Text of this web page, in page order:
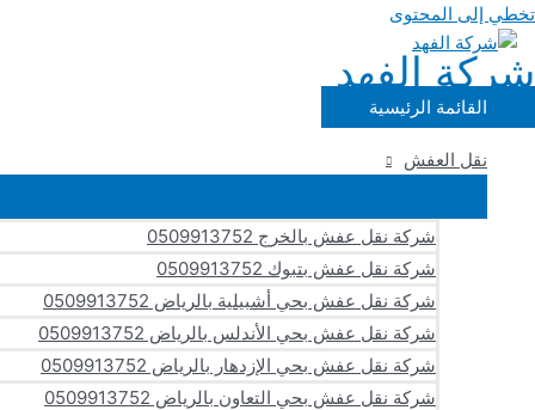
تخطي إلى المحتوى
شركة الفهد
القائمة الرئيسية
نقل العفش
شركة نقل عفش بالخرج 0509913752
شركة نقل عفش بتبوك 0509913752
شركة نقل عفش بحي أشبيلية بالرياض 0509913752
شركة نقل عفش بحي الأندلس بالرياض 0509913752
شركة نقل عفش بحي الإزدهار بالرياض 0509913752
شركة نقل عفش بحي التعاون بالرياض 0509913752